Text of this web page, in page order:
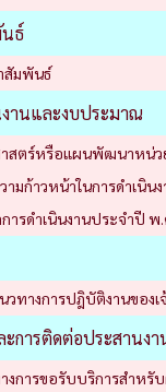
ธ์
สัมพันธ์
านและงบประมาณ
สตร์หรือแผนพัฒนาหน่ว
มก้าวหน้าในการดำเนิ
ารดำเนินงานประจำปี พ
วทางการปฎิบัติงานของ
ะการติดต่อประสานงา
งการขอรับบริการสำหรั